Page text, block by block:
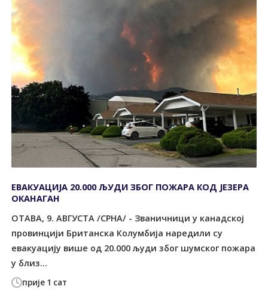
прије 1 сат
ЕВАКУАЦИЈА 20.000 ЉУДИ ЗБОГ ПОЖАРА КОД ЈЕЗЕРА
ОКАНАГАН
ОТАВА, 9. АВГУСТА /СРНА/ - Званичници у канадској
провинцији Британска Колумбија наредили су
евакуацију више од 20.000 људи због шумског пожара
у близ...